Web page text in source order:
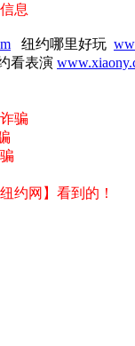
息
纽约哪里好玩
看表演
骗
约网】看到的！